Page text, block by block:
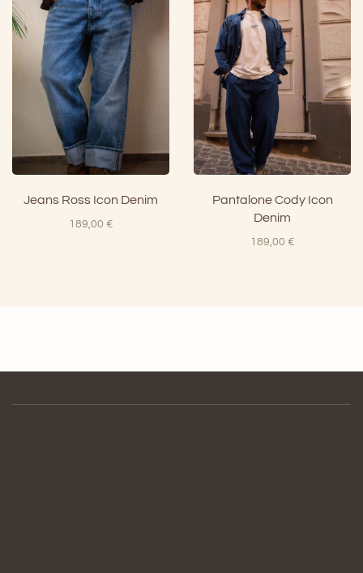
era:
189,00 €.
è:
200,00 €.
è:
100,00
Jeans Ross Icon Denim
189,00 €
Pantalone Cody Icon
Denim
189,00 €